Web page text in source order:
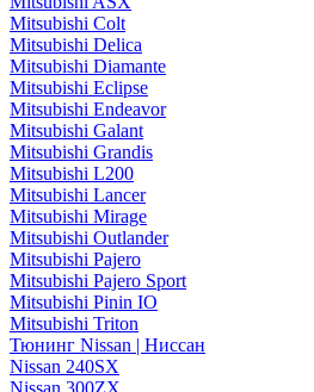
Mitsubishi Colt
Mitsubishi Delica
Mitsubishi Diamante
Mitsubishi Eclipse
Mitsubishi Endeavor
Mitsubishi Galant
Mitsubishi Grandis
Mitsubishi L200
Mitsubishi Lancer
Mitsubishi Mirage
Mitsubishi Outlander
Mitsubishi Pajero
Mitsubishi Pajero Sport
Mitsubishi Pinin IO
Mitsubishi Triton
Тюнинг Nissan | Ниссан
Nissan 240SX
Nissan 300ZX